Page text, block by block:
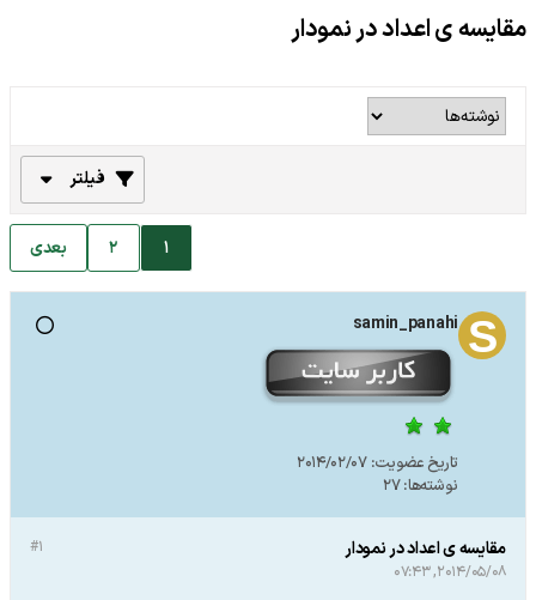
مقایسه ی اعداد در نمودار
فیلتر
1
2 بعدی
samin_panahi
تاریخ عضویت: 2014/02/07
نوشته‌ها:27
#1 مقایسه ی اعداد در نمودار
2014/05/08, 07:43